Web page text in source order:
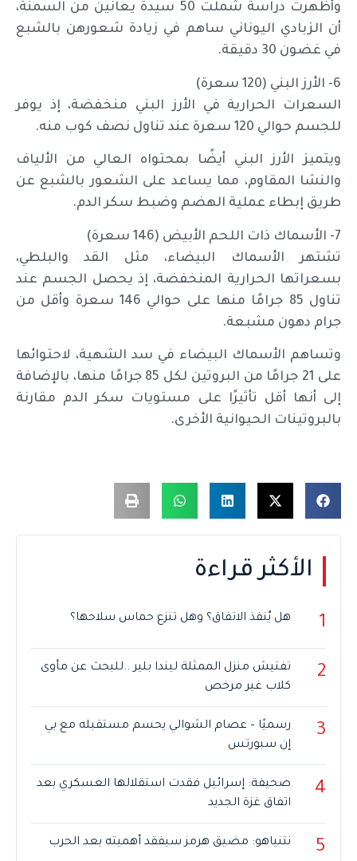
وأظهرت دراسة شملت 50 سيدة يعانين من السمنة،
أن الزبادي اليوناني ساهم في زيادة شعورهن بالشبع
في غضون 30 دقيقة.
6- الأرز البني (120 سعرة)
السعرات الحرارية في الأرز البني منخفضة، إذ يوفر
للجسم حوالي 120 سعرة عند تناول نصف كوب منه.
ويتميز الأرز البني أيضًا بمحتواه العالي من الألياف
والنشا المقاوم، مما يساعد على الشعور بالشبع عن
طريق إبطاء عملية الهضم وضبط سكر الدم.
7- الأسماك ذات اللحم الأبيض (146 سعرة)
تشتهر الأسماك البيضاء، مثل القد والبلطي،
بسعراتها الحرارية المنخفضة، إذ يحصل الجسم عند
تناول 85 جرامًا منها على حوالي 146 سعرة وأقل من
جرام دهون مشبعة.
وتساهم الأسماك البيضاء في سد الشهية، لاحتوائها
على 21 جرامًا من البروتين لكل 85 جرامًا منها، بالإضافة
إلى أنها أقل تأثيرًا على مستويات سكر الدم مقارنة
بالبروتينات الحيوانية الأخرى.
الأكثر قراءة
1 هل يُنفذ الاتفاق؟ وهل تنزع حماس سلاحها؟
2
تفتيش منزل الممثلة ليندا بلير ..للبحث عن مأوى
كلاب غير مرخص
3
رسميًا – عصام الشوالي يحسم مستقبله مع بي
إن سبورتس
4
صحيفة: إسرائيل فقدت استقلالها العسكري بعد
اتفاق غزة الجديد
5 نتنياهو: مضيق هرمز سيفقد أهميته بعد الحرب